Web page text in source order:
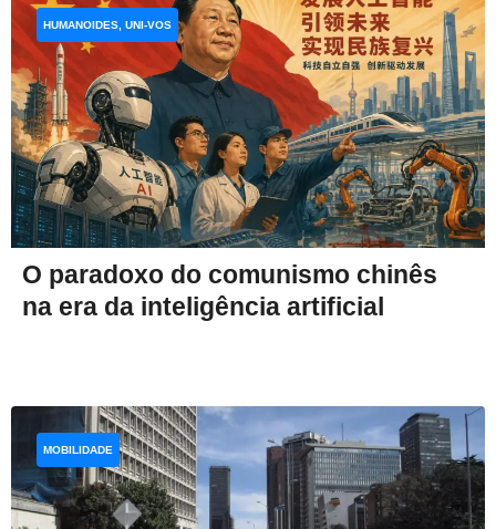
O paradoxo do comunismo chinês
na era da inteligência artificial
HUMANOIDES, UNI-VOS
MOBILIDADE